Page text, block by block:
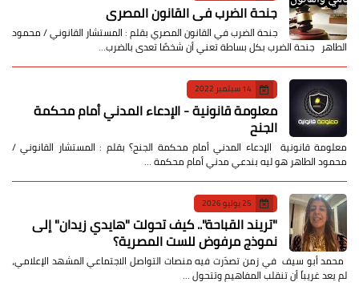
جنحة الضرب في القانون المصري
جنحة الضرب في القانون المصري بقلم : المستشار القانوني / محمود
الطاهر جنحة الضرب بكل بساطة تعني أن شخصًا تعدى بالضرب…
14 سبتمبر 2022
معلومة قانونية - الإدعاء المدني أمام محكمة
الجنح
معلومة قانونية الإدعاء المدني أمام محكمة الجنح؟ بقلم : المستشار القانوني /
محمود الطاهر هو ليه بندعي مدني أمام محكمة …
25 يوليو 2026
​"تريند القباحة".. كيف تحولت "هايدي زيدان" إلى
نموذج مرفوض للست المصرية؟
​ محمد أبو سيف ​في زمن تصدّرت فيه منصات التواصل الاجتماعي المشهد الإعلامي،
لم يعد غريباً أن تنقلب المفاهيم وتتحول …